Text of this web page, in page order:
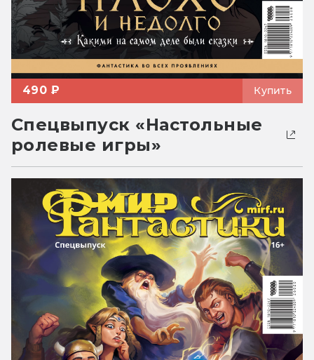
490 ₽ Купить
Спецвыпуск «Настольные
ролевые игры»